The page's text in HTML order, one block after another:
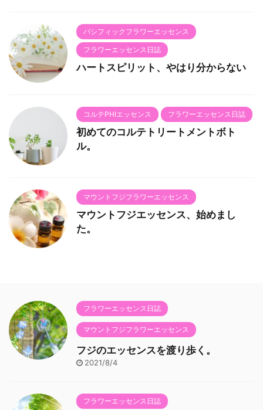
パシフィックフラワーエッセンス
フラワーエッセンス日誌
ハートスピリット、やはり分からない
コルテPHIエッセンス フラワーエッセンス日誌
初めてのコルテトリートメントボト
ル。
マウントフジフラワーエッセンス
マウントフジエッセンス、始めまし
た。
フラワーエッセンス日誌
マウントフジフラワーエッセンス
フジのエッセンスを渡り歩く。
2021/8/4
フラワーエッセンス日誌